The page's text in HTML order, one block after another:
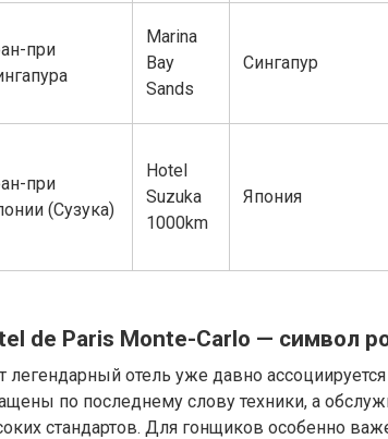
при
Marina
Bay
Sands
Сингапур
при
(Сузука)
Hotel
Suzuka
1000km
Япония
de Paris Monte-Carlo — символ
легендарный отель уже давно
по последнему слову техники, а
стандартов. Для гонщиков особенно